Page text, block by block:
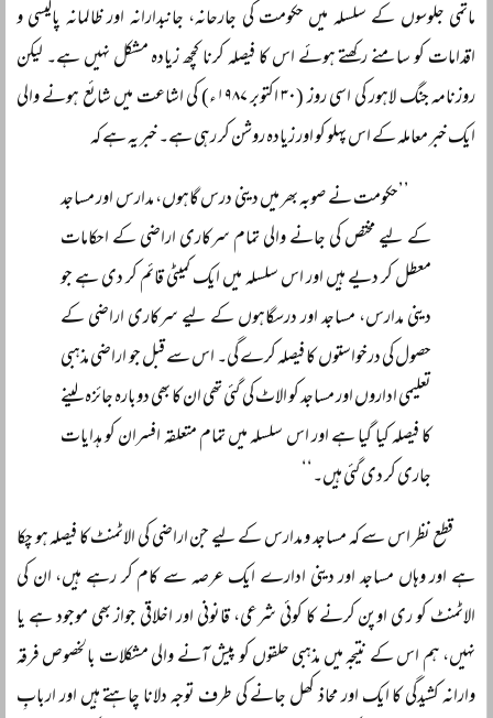
ماتمی جلوسوں کے سلسلہ میں حکومت کی جارحانہ، جانبدارانہ اور ظالمانہ پالیسی و
اقدامات کو سامنے رکھتے ہوئے اس کا فیصلہ کرنا کچھ زیادہ مشکل نہیں ہے۔ لیکن
روزنامہ جنگ لاہور کی اسی روز (۳۰ اکتوبر ۱۹۸۷ء) کی اشاعت میں شائع ہونے والی
ایک خبر معاملہ کے اس پہلو کو اور زیادہ روشن کر رہی ہے۔ خبر یہ ہے کہ
’’حکومت نے صوبہ بھر میں دینی درس گاہوں، مدارس اور مساجد
کے لیے مختص کی جانے والی تمام سرکاری اراضی کے احکامات
معطل کر دیے ہیں اور اس سلسلہ میں ایک کمیٹی قائم کر دی ہے جو
دینی مدارس، مساجد اور درسگاہوں کے لیے سرکاری اراضی کے
حصول کی درخواستوں کا فیصلہ کرے گی۔ اس سے قبل جو اراضی مذہبی
تعلیمی اداروں اور مساجد کو الاٹ کی گئی تھی ان کا بھی دوبارہ جائزہ لینے
کا فیصلہ کیا گیا ہے اور اس سلسلہ میں تمام متعلقہ افسران کو ہدایات
جاری کر دی گئی ہیں۔‘‘
قطع نظر اس سے کہ مساجد و مدارس کے لیے جن اراضی کی الاٹمنٹ کا فیصلہ ہو چکا
ہے اور وہاں مساجد اور دینی ادارے ایک عرصہ سے کام کر رہے ہیں، ان کی
الاٹمنٹ کو ری اوپن کرنے کا کوئی شرعی، قانونی اور اخلاقی جواز بھی موجود ہے یا
نہیں، ہم اس کے نتیجہ میں مذہبی حلقوں کو پیش آنے والی مشکلات بالخصوص فرقہ
وارانہ کشیدگی کا ایک اور محاذ کھل جانے کی طرف توجہ دلانا چاہتے ہیں اور اربابِ